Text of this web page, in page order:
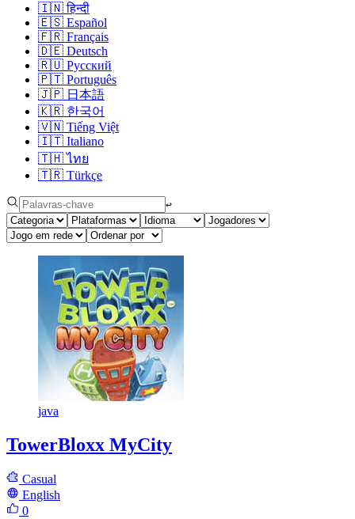
🇮🇳 हिन्दी
🇪🇸 Español
🇫🇷 Français
🇩🇪 Deutsch
🇷🇺 Русский
🇵🇹 Português
🇯🇵 日本語
🇰🇷 한국어
🇻🇳 Tiếng Việt
🇮🇹 Italiano
🇹🇭 ไทย
🇹🇷 Türkçe
↩︎
java
TowerBloxx MyCity
Casual
English
0